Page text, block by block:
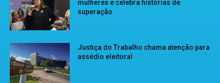
mulheres e celebra histórias de
superação
Justiça do Trabalho chama atenção para
assédio eleitoral